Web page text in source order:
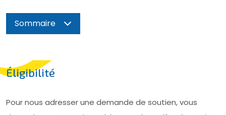
Sommaire
Éligibilité
Pour nous adresser une demande de soutien, vous